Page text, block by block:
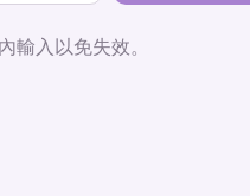
入以免失效。